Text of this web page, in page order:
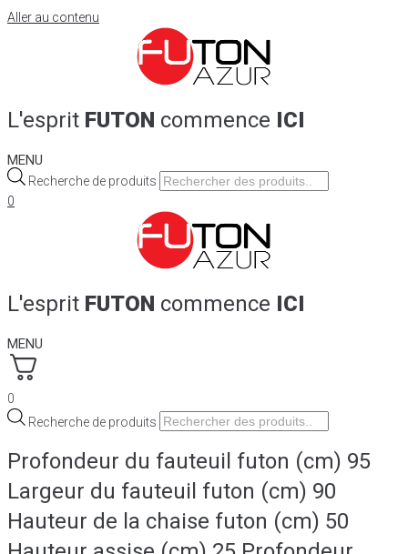
Aller au contenu
L'esprit FUTON commence ICI
MENU
Recherche de produits
0
L'esprit FUTON commence ICI
MENU
0
Recherche de produits
Profondeur du fauteuil futon (cm) 95
Largeur du fauteuil futon (cm) 90
Hauteur de la chaise futon (cm) 50